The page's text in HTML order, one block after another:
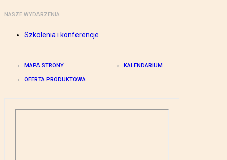
NASZE WYDARZENIA
Szkolenia i konferencje
MAPA STRONY KALENDARIUM
OFERTA PRODUKTOWA